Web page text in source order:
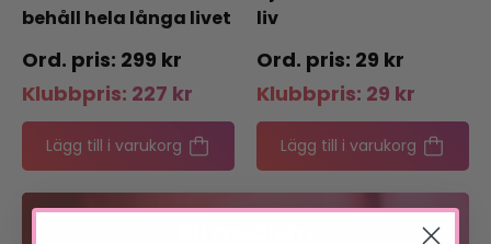
behåll hela långa livet
299 kr
Klubbpris: 227 kr
Lägg till i varukorg
liv
29 kr
Klubbpris: 29 kr
Lägg till i varukorg